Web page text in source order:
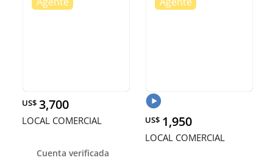
US$ 3,700
LOCAL COMERCIAL
Cuenta verificada
US$ 1,950
LOCAL COMERCIAL